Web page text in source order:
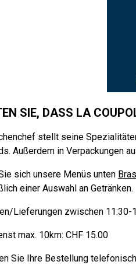
SIE, DASS LA
stellt seine
Außerdem in Verpackungen
sich unsere Menüs unten
einer Auswahl an Getränken.
Lieferungen zwischen 11:30-
max. 10km: CHF 15.00
Sie Ihre Bestellung